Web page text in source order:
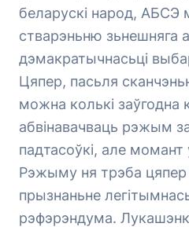
беларускі народ, АБСЭ
стварэньню зьнешняга
дэмакратычнасьці
Цяпер, пасьля
можна колькі заўгодна
абвінавачваць рэжым
падтасоўкі, але
Рэжыму ня трэба
прызнаньне
рэфэрэндума.